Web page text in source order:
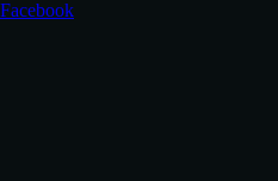
Facebook